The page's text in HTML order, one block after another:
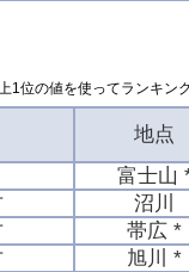
1位の値を使ってランキン
地点
富士山
沼川
帯広 *
旭川 *